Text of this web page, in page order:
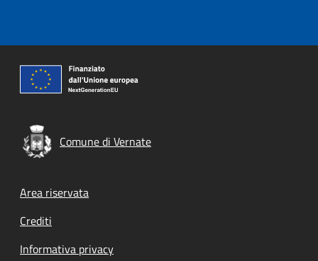
Comune di Vernate
Footer menu
Area riservata
Crediti
Informativa privacy